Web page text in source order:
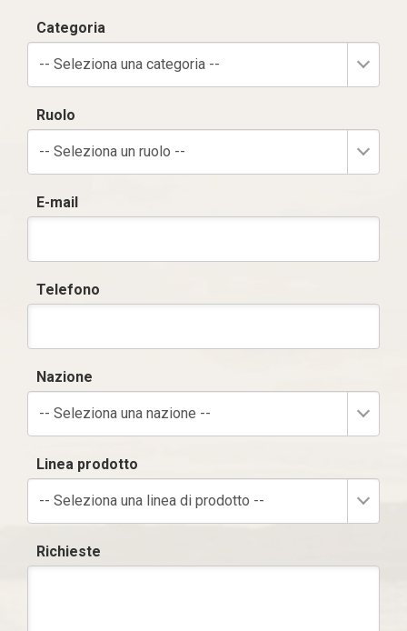
Categoria
-- Seleziona una categoria --
Ruolo
-- Seleziona un ruolo --
E-mail
Telefono
Nazione
-- Seleziona una nazione --
Linea prodotto
-- Seleziona una linea di prodotto --
Richieste